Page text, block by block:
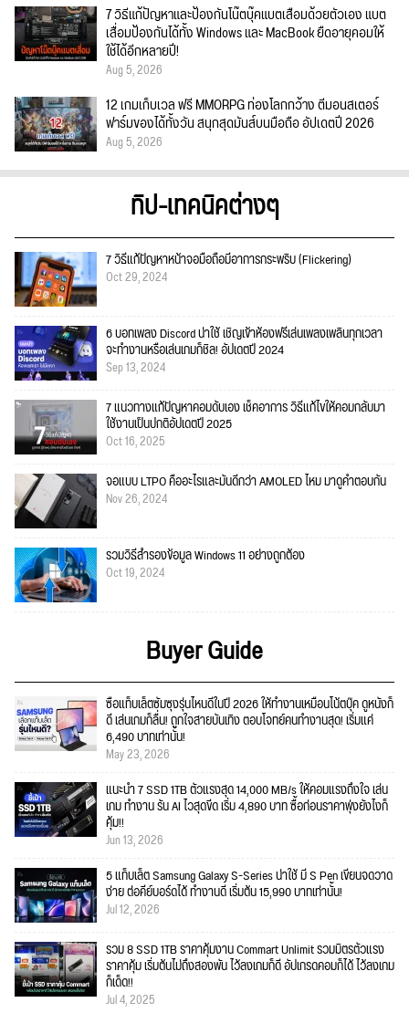
7 วิธีแก้ปัญหาและป้องกันโน๊ตบุ๊คแบตเสื่อมด้วยตัวเอง แบต
เสื่อมป้องกันได้ทั้ง Windows และ MacBook ยืดอายุคอมให้
ใช้ได้อีกหลายปี!
Aug 5, 2026
12 เกมเก็บเวล ฟรี MMORPG ท่องโลกกว้าง ตีมอนสเตอร์
ฟาร์มของได้ทั้งวัน สนุกสุดมันส์บนมือถือ อัปเดตปี 2026
Aug 5, 2026
ทิป-เทคนิคต่างๆ
7 วิธีแก้ปัญหาหน้าจอมือถือมีอาการกระพริบ (Flickering)
Oct 29, 2024
6 บอทเพลง Discord น่าใช้ เชิญเข้าห้องฟรีเล่นเพลงเพลินทุกเวลา
จะทำงานหรือเล่นเกมก็ชิล! อัปเดตปี 2024
Sep 13, 2024
7 แนวทางแก้ปัญหาคอมดับเอง เช็คอาการ วิธีแก้ไขให้คอมกลับมา
ใช้งานเป็นปกติอัปเดตปี 2025
Oct 16, 2025
จอแบบ LTPO คืออะไรและมันดีกว่า AMOLED ไหม มาดูคำตอบกัน
Nov 26, 2024
รวมวิธีสำรองข้อมูล Windows 11 อย่างถูกต้อง
Oct 19, 2024
Buyer Guide
ซื้อแท็บเล็ตซัมซุงรุ่นไหนดีในปี 2026 ให้ทำงานเหมือนโน้ตบุ๊ค ดูหนังก็
ดี เล่นเกมก็ลื่น! ถูกใจสายบันเทิง ตอบโจทย์คนทำงานสุด! เริ่มแค่
6,490 บาทเท่านั้น!
May 23, 2026
แนะนำ 7 SSD 1TB ตัวแรงสุด 14,000 MB/s ให้คอมแรงถึงใจ เล่น
เกม ทำงาน รัน AI ไวสุดขีด เริ่ม 4,890 บาท ซื้อก่อนราคาพุ่งยังไงก็
คุ้ม!!
Jun 13, 2026
5 แท็บเล็ต Samsung Galaxy S-Series น่าใช้ มี S Pen เขียนจดวาด
ง่าย ต่อคีย์บอร์ดได้ ทำงานดี เริ่มต้น 15,990 บาทเท่านั้น!
Jul 12, 2026
รวม 8 SSD 1TB ราคาคุ้มงาน Commart Unlimit รวมมิตรตัวแรง
ราคาคุ้ม เริ่มต้นไม่ถึงสองพัน ไว้ลงเกมก็ดี อัปเกรดคอมก็ได้ ไว้ลงเกม
ก็เด็ด!!
Jul 4, 2025